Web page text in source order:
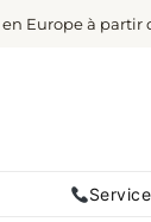
Europe à partir